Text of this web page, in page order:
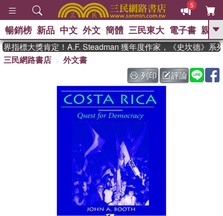
5
GO
、 如果歷史是一群喵 、 暑期
國際布克獎 臺灣漫遊錄 、 方
念華 、 台灣的李登輝時代
孩：黎曼猜想 、 偉大的迷走神經
暢銷榜 新品 中文 外文 簡體 三民東大 電子書 親子
指標大獎肯定！A.F. Steadman 獲年度作家，《史坎德》系列
三民網路書店
外文書
列印
評論